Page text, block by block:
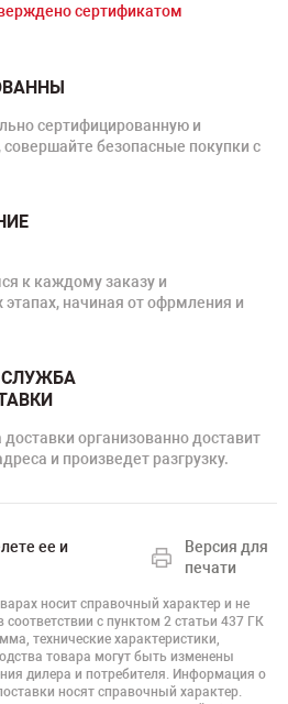
сертификатом
сертифицированную и
безопасные покупки с
к каждому заказу и
начиная от офрмления и
СЛУЖБА
организованно доставит
и произведет разгрузку.
ее и
Версия для
печати
носит справочный характер и не
с пунктом 2 статьи 437 ГК
технические характеристики,
товара могут быть изменены
дилера и потребителя. Информация о
носят справочный характер.